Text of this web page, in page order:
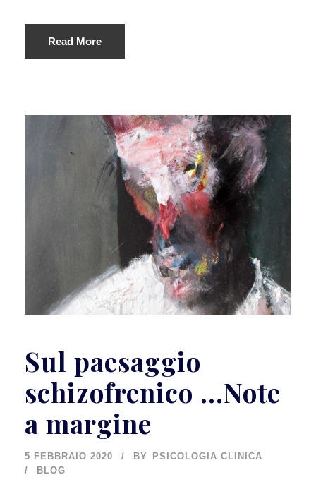
Read More
Sul paesaggio
schizofrenico …Note
a margine
5 FEBBRAIO 2020 BY
PSICOLOGIA CLINICA
BLOG